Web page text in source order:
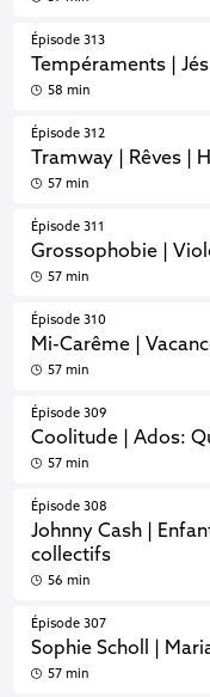
Épisode 313
Tempéraments |
58 min
Épisode 312
Tramway | Rêves |
57 min
Épisode 311
Grossophobie |
57 min
Épisode 310
Mi-Carême |
57 min
Épisode 309
Coolitude | Ados:
57 min
Épisode 308
Johnny Cash |
collectifs
56 min
Épisode 307
Sophie Scholl |
57 min